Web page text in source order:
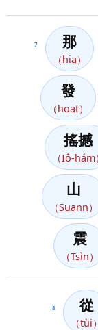
7 那
（hia）
發
（hoat）
搖撼
（Iô-hám）
山
（Suann）
震
（Tsìn）
8 從
（tùi）